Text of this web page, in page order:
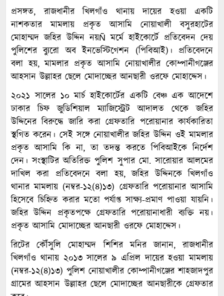
প্রসঙ্গত, রাজধানীর খিলগাঁও থানায় দায়ের হওয়া একটি
নাশকতার মামলায় প্রকৃত আসামি নোয়াখালী বসুরহাটের
মোহাম্মদ জহির উদ্দিন নয়Ñ মর্মে হাইকোর্টে প্রতিবেদন দেয়
পুলিশের ব্যুরো অব ইনভেস্টিগেশন (পিবিআই)। প্রতিবেদনে
বলা হয়, মামলার প্রকৃত আসামি নোয়াখালীর কোম্পানীগঞ্জের
আহসান উল্লাহর ছেলে মোদাচ্ছের আনছারী ওরফে মোহাদ্দেস।
২০২১ সালের ১০ মার্চ হাইকোর্টের একটি বেঞ্চ এক আদেশে
ঢাকার চিফ জুডিশিয়াল ম্যাজিস্ট্রেট আদালত থেকে জহির
উদ্দিনের বিরুদ্ধে জারি করা গ্রেফতারি পরোয়ানার কার্যকারিতা
স্থগিত করেন। সেই সঙ্গে নোয়াখালীর জহির উদ্দিন ওই মামলার
প্রকৃত আসামি কি না, তা তদন্ত করতে পিবিআইকে নির্দেশ
দেন। সংস্থাটির অতিরিক্ত পুলিশ সুপার মো. সারোয়ার আলমের
দাখিল করা প্রতিবেদনে বলা হয়, জহির উদ্দিনকে খিলগাঁও
থানার মামলায় (নম্বর-১২(৪)১৩) গ্রেফতারি পরোয়ানার আসামি
হিসেবে চিহ্নিত করার মতো পর্যাপ্ত সাক্ষ্য-প্রমাণ পাওয়া যায়নি।
জহির উদ্দিন প্রকৃতপক্ষে গ্রেফতারি পরোয়ানাধারী ব্যক্তি নয়।
প্রকৃত আসামি মোদাচ্ছের আনছারী ওরফে মোহাদ্দেস।
রিটের কৌঁসুলি মোহাম্মদ শিশির মনির জানান, রাজধানীর
খিলগাঁও থানায় ২০১৩ সালের ৯ এপ্রিল দায়ের হওয়া মামলায়
(নম্বর-১২(৪)১৩) পুলিশ নোয়াখালীর কোম্পানীগঞ্জের শাহজাদপুর
গ্রামের আহসান উল্লাহর ছেলে মোদাচ্ছের আনছারীকে গ্রেফতার